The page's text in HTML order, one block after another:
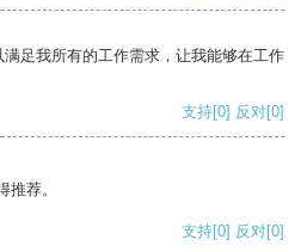
足我所有的工作需求，让我能够在工作
支持[0] 反对[0]
荐。
支持[0] 反对[0]